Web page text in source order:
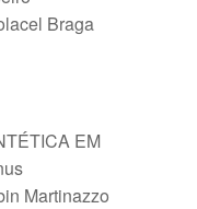
Braga
EM
Martinazzo